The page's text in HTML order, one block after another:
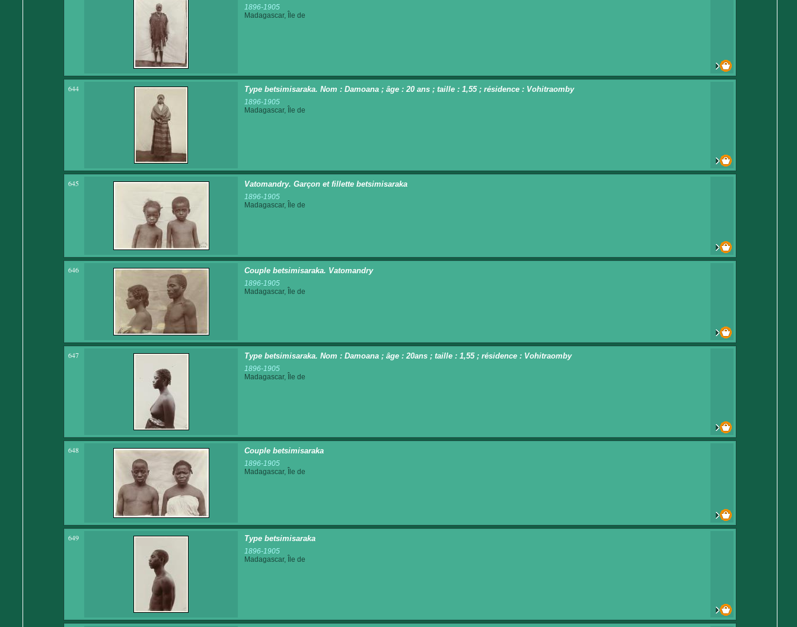
1896-1905
Madagascar, Île de
644 Type betsimisaraka. Nom : Damoana ; âge : 20 ans ; taille : 1,55 ; résidence : Vohitraomby
1896-1905
Madagascar, Île de
645 Vatomandry. Garçon et fillette betsimisaraka
1896-1905
Madagascar, Île de
646 Couple betsimisaraka. Vatomandry
1896-1905
Madagascar, Île de
647 Type betsimisaraka. Nom : Damoana ; âge : 20ans ; taille : 1,55 ; résidence : Vohitraomby
1896-1905
Madagascar, Île de
648 Couple betsimisaraka
1896-1905
Madagascar, Île de
649 Type betsimisaraka
1896-1905
Madagascar, Île de